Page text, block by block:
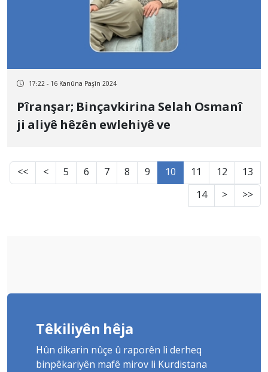
17:22 - 16 Kanûna Paşîn 2024
Pîranşar; Binçavkirina Selah Osmanî
ji aliyê hêzên ewlehiyê ve
<< < 5 6 7 8 9 10 11 12
13
14
> >>
Têkiliyên hêja
Hûn dikarin nûçe û raporên li derheq
binpêkariyên mafê mirov li Kurdistana